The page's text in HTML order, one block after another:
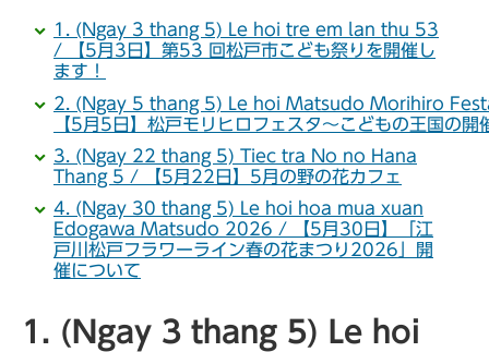
1. (Ngay 3 thang 5) Le hoi tre em lan thu 53
/ 【5月3日】第53 回松戸市こども祭りを開催し
ます！
2. (Ngay 5 thang 5) Le hoi Matsudo Morihiro
【5月5日】松戸モリヒロフェスタ～こどもの王国の開
3. (Ngay 22 thang 5) Tiec tra No no Hana
Thang 5 / 【5月22日】5月の野の花カフェ
4. (Ngay 30 thang 5) Le hoi hoa mua xuan
Edogawa Matsudo 2026 / 【5月30日】「江
戸川松戸フラワーライン春の花まつり2026」開
催について
1. (Ngay 3 thang 5) Le hoi